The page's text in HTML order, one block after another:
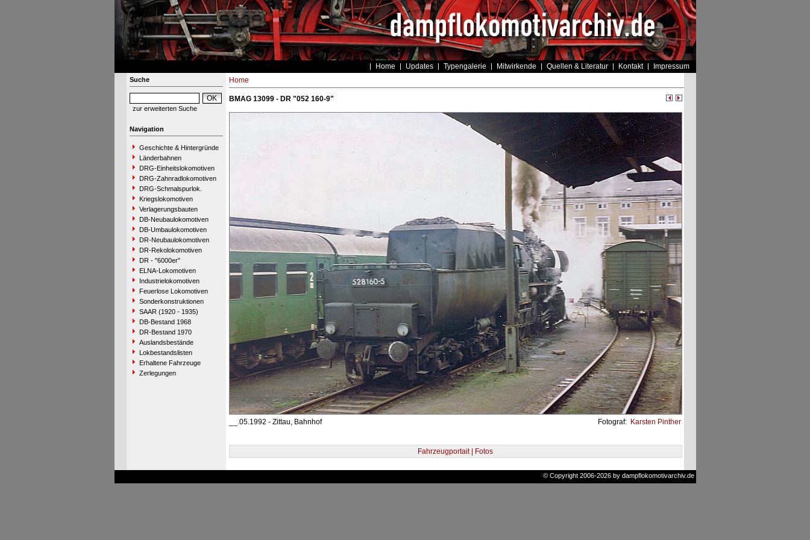
Home Updates Typengalerie Mitwirkende Quellen & Literatur Kontakt Impressum
Suche
zur erweiterten Suche
Navigation
Geschichte & Hintergründe
Länderbahnen
DRG-Einheitslokomotiven
DRG-Zahnradlokomotiven
DRG-Schmalspurlok.
Kriegslokomotiven
Verlagerungsbauten
DB-Neubaulokomotiven
DB-Umbaulokomotiven
DR-Neubaulokomotiven
DR-Rekolokomotiven
DR - "6000er"
ELNA-Lokomotiven
Industrielokomotiven
Feuerlose Lokomotiven
Sonderkonstruktionen
SAAR (1920 - 1935)
DB-Bestand 1968
DR-Bestand 1970
Auslandsbestände
Lokbestandslisten
Erhaltene Fahrzeuge
Zerlegungen
Home
BMAG 13099 - DR "052 160-9"
__.05.1992 - Zittau, Bahnhof Fotograf: Karsten Pinther
Fahrzeugportait | Fotos
© Copyright 2006-2026 by dampflokomotivarchiv.de